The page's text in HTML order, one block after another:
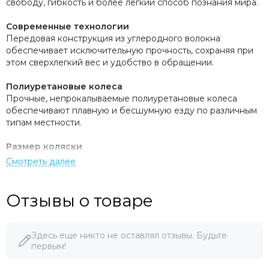
свободу, гибкость и более легкий способ познания мира.
Современные технологии
Передовая конструкция из углеродного волокна
обеспечивает исключительную прочность, сохраняя при
этом сверхлегкий вес и удобство в обращении.
Полиуретановые колеса
Прочные, непрокалываемые полиуретановые колеса
обеспечивают плавную и бесшумную езду по различным
типам местности.
Размер коляски
Компактная, удобная для путешествий конструкция
Эргономичная ручка
хват и точное управление для повседневного
использования.
Отзывы о товаре
Здесь еще никто не оставлял отзывы. Будьте
первым!